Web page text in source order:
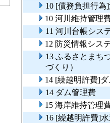
10 [債務負担行為
10 河川維持管理
11 河川台帳シス
12 防災情報シス
13 ふるさとまち
づくり）
14 [繰越明許費]
14 ダム管理費
15 海岸維持管理
16 [繰越明許費]